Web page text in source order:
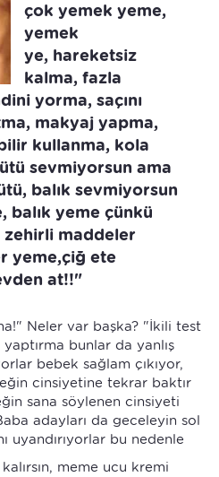
çok yemek yeme,
yemek
ye, hareketsiz
kalma, fazla
yorma, saçını
makyaj yapma,
kullanma, kola
sevmiyorsun ama
balık sevmiyorsun
balık yeme çünkü
zehirli maddeler
yeme,çiğ ete
at!!"
Neler var başka? "İkili test
bunlar da yanlış
bebek sağlam çıkıyor,
cinsiyetine tekrar baktır
sana söylenen cinsiyeti
adayları da geceleyin sol
uyandırıyorlar bu nedenle
meme ucu kremi